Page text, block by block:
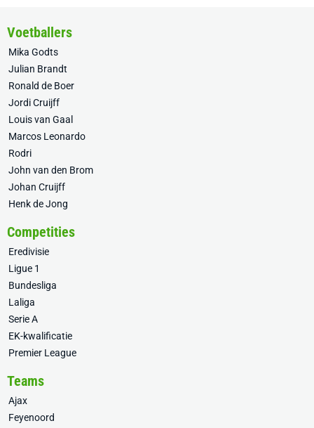
Voetballers
Mika Godts
Julian Brandt
Ronald de Boer
Jordi Cruijff
Louis van Gaal
Marcos Leonardo
Rodri
John van den Brom
Johan Cruijff
Henk de Jong
Competities
Eredivisie
Ligue 1
Bundesliga
Laliga
Serie A
EK-kwalificatie
Premier League
Teams
Ajax
Feyenoord